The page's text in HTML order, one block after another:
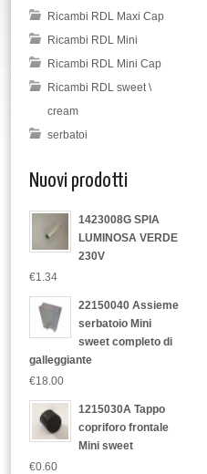
Ricambi RDL Maxi Cap
Ricambi RDL Mini
Ricambi RDL Mini Cap
Ricambi RDL sweet \
cream
serbatoi
Nuovi prodotti
1423008G SPIA
LUMINOSA VERDE
230V
€1.34
22150040 Assieme
serbatoio Mini
sweet completo di
galleggiante
€18.00
1215030A Tappo
copriforo frontale
Mini sweet
€0.60